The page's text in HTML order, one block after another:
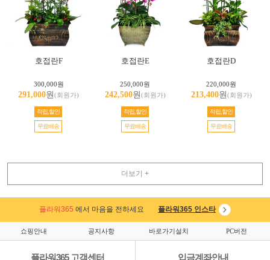
호접란F
300,000원
291,000원(회원가)
적립,할인
무료배송
호접란E
250,000원
242,500원(회원가)
적립,할인
무료배송
호접란D
220,000원
213,400원(회원가)
적립,할인
무료배송
더보기 +
플라워365 에서 마음을 전하세요 플라워365 인스타
쇼핑안내 공지사항 바로가기설치 PC버전
플라워365 고객센터 입금계좌안내